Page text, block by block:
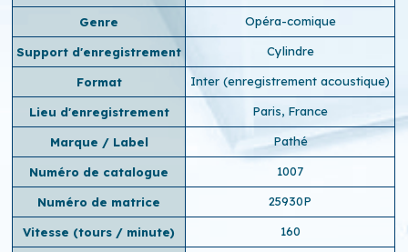
Genre Opéra-comique
Support d'enregistrement Cylindre
Format Inter (enregistrement acoustique)
Lieu d'enregistrement Paris, France
Marque / Label Pathé
Numéro de catalogue 1007
Numéro de matrice 25930P
Vitesse (tours / minute) 160